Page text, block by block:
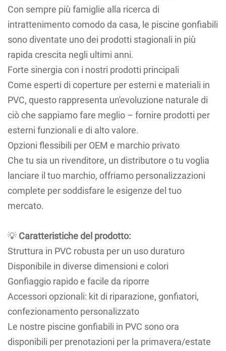
Con sempre più famiglie alla ricerca di
intrattenimento comodo da casa, le piscine gonfiabili
sono diventate uno dei prodotti stagionali in più
rapida crescita negli ultimi anni.
Forte sinergia con i nostri prodotti principali
Come esperti di coperture per esterni e materiali in
PVC, questo rappresenta un'evoluzione naturale di
ciò che sappiamo fare meglio – fornire prodotti per
esterni funzionali e di alto valore.
Opzioni flessibili per OEM e marchio privato
Che tu sia un rivenditore, un distributore o tu voglia
lanciare il tuo marchio, offriamo personalizzazioni
complete per soddisfare le esigenze del tuo
mercato.
💡 Caratteristiche del prodotto:
Struttura in PVC robusta per un uso duraturo
Disponibile in diverse dimensioni e colori
Gonfiaggio rapido e facile da riporre
Accessori opzionali: kit di riparazione, gonfiatori,
confezionamento personalizzato
Le nostre piscine gonfiabili in PVC sono ora
disponibili per prenotazioni per la primavera/estate